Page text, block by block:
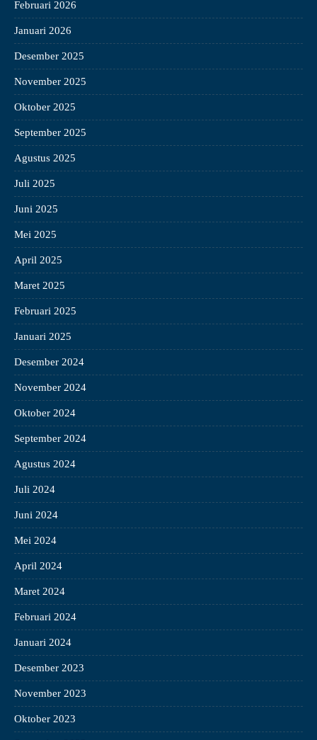
Februari 2026
Januari 2026
Desember 2025
November 2025
Oktober 2025
September 2025
Agustus 2025
Juli 2025
Juni 2025
Mei 2025
April 2025
Maret 2025
Februari 2025
Januari 2025
Desember 2024
November 2024
Oktober 2024
September 2024
Agustus 2024
Juli 2024
Juni 2024
Mei 2024
April 2024
Maret 2024
Februari 2024
Januari 2024
Desember 2023
November 2023
Oktober 2023